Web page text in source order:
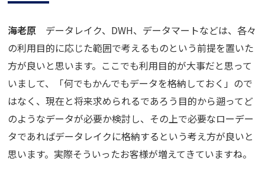
海老原 データレイク、DWH、データマートなどは、各々
の利用目的に応じた範囲で考えるものという前提を置いた
方が良いと思います。ここでも利用目的が大事だと思って
いまして、「何でもかんでもデータを格納しておく」ので
はなく、現在と将来求められるであろう目的から遡ってど
のようなデータが必要か検討し、その上で必要なローデー
タであればデータレイクに格納するという考え方が良いと
思います。実際そういったお客様が増えてきていますね。